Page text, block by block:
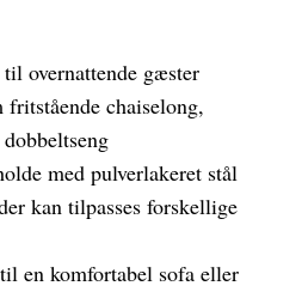
overnattende gæster
fritstående chaiselong,
med pulverlakeret stål
kan tilpasses forskellige
en komfortabel sofa eller